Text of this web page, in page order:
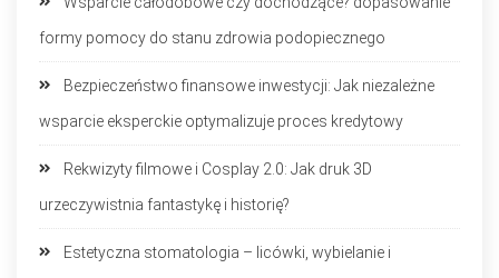
formy pomocy do stanu zdrowia podopiecznego
Bezpieczeństwo finansowe inwestycji: Jak niezależne
wsparcie eksperckie optymalizuje proces kredytowy
Rekwizyty filmowe i Cosplay 2.0: Jak druk 3D
urzeczywistnia fantastykę i historię?
Estetyczna stomatologia – licówki, wybielanie i